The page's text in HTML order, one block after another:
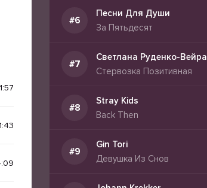
1:57
Песни Для Души
За Пятьдесят
Светлана Руденко-Вейра
Стервозка Позитивная
Stray Kids
Back Then
Gin Tori
Девушка Из Снов